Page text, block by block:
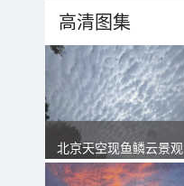
高清图集
北京天空现鱼鳞云景观